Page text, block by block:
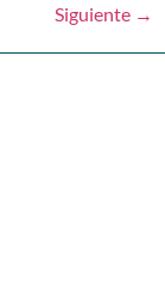
Siguiente →